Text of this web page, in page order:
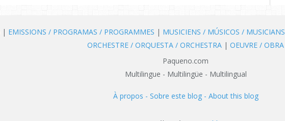
| EMISSIONS / PROGRAMAS / PROGRAMMES | MUSICIENS / MÚSICOS / MUSICIANS
ORCHESTRE / ORQUESTA / ORCHESTRA | OEUVRE / OBRA
Paqueno.com
Multilingue - Multilingüe - Multilingual
À propos - Sobre este blog - About this blog